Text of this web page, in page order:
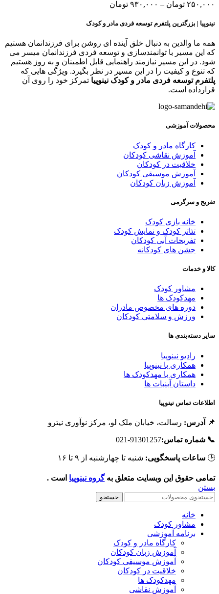
تومان– ۹۳۰,۰۰۰ تومان
| بزرگترین پلتفرم توسعه فردی مادر و کودک
ما والدین به دنبال خلق آینده ای روشن برای فرزندانمان هستیم
این مسیر با توانمندسازی و توسعه فردی فرزندانمان میسر می
در این مسیر نیازمند راهنمایی قابل اطمینان و به روز هستیم
تنوع و کیفیت را در این مسیر در نظر بگیرد. ویژگی هایی که
توسعه فردی مادر و کودک نینوپیاتمرکز خود را روی آن
است.
آموزشی
کارگاه مادر و کودک
آموزش نقاشی کودکان
خلاقیت در کودکان
آموزش موسیقی کودکان
آموزش زبان کودکان
و سرگرمی
خانه بازی کودک
تئاتر کودک و نمایش کودک
تفریحات آبی کودکان
جشن های کودکانه
و خدمات
مشاور کودک
مهدکودک ها
دوره های مخصوص مادران
ورزش و سلامتی کودکان
دسته‌بندی ها
رادیو نینوپیا
همکاری با نینوپیا
همکاری با مهدکودک ها
داستان آبنبات ها
تماس نینوپیا
آدرس: رسالت، خیابان ملک لو، مرکز نوآوری نیترو
شماره تماس: 91301257-021
ساعات پاسخگویی: شنبه تا چهارشنبه از ۹ تا ۱۶
حقوق این وبسایت متعلق بهگروه نینوپیااست .
جستجو
خانه
مشاور کودک
برنامه آموزشی
کارگاه مادر و کودک
آموزش زبان کودکان
آموزش موسیقی کودکان
خلاقیت در کودکان
مهد‌کودک ها
آموزش نقاشی